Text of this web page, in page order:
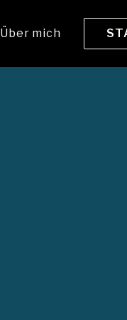
Über mich